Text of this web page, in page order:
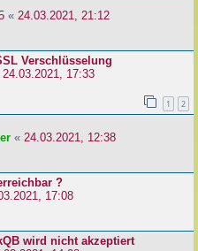
« 24.03.2021, 21:12
Verschlüsselung
24.03.2021, 17:33
1 2
« 24.03.2021, 12:38
?
17:08
wird nicht akzeptiert